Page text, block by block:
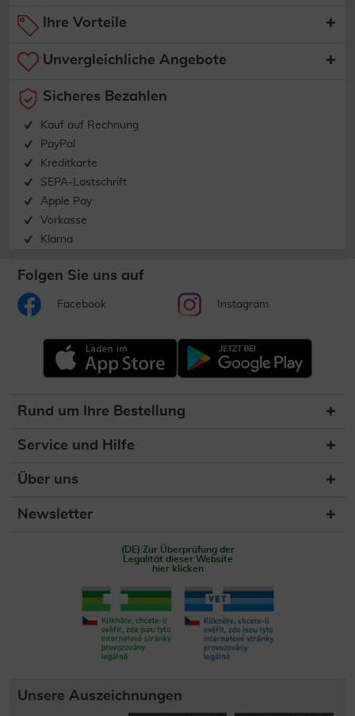
Ihre Vorteile
Unvergleichliche Angebote
Sicheres Bezahlen
Kauf auf Rechnung
PayPal
Kreditkarte
SEPA-Lastschrift
Apple Pay
Vorkasse
Klarna
Folgen Sie uns auf
Facebook Instagram
Rund um Ihre Bestellung
Service und Hilfe
Über uns
Newsletter
(DE) Zur Überprüfung der
Legalität dieser Website
hier klicken
Unsere Auszeichnungen